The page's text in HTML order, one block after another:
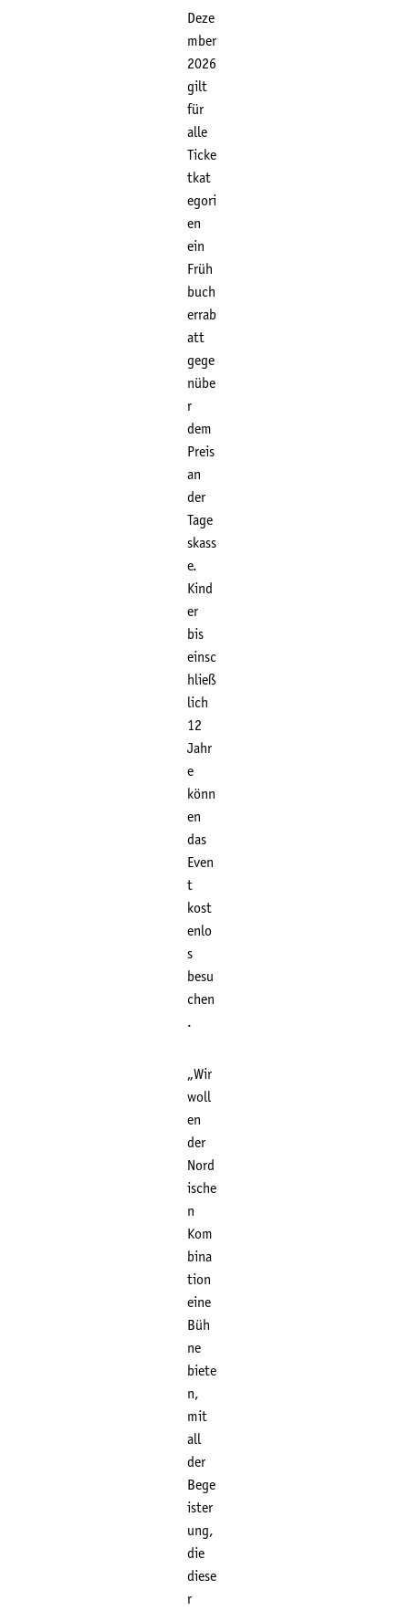
Deze
mber
2026
gilt
für
alle
Ticke
tkat
egori
en
ein
Früh
buch
errab
att
gege
nübe
r
dem
Preis
an
der
Tage
skass
e.
Kind
er
bis
einsc
hließ
lich
12
Jahr
e
könn
en
das
Even
t
kost
enlo
s
besu
chen
.
„Wir
woll
en
der
Nord
ische
n
Kom
bina
tion
eine
Büh
ne
biete
n,
mit
all
der
Bege
ister
ung,
die
diese
r